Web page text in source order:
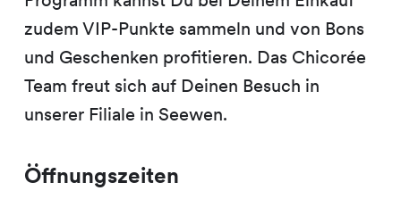
zudem VIP-Punkte sammeln und von Bons
und Geschenken profitieren. Das Chicorée
Team freut sich auf Deinen Besuch in
unserer Filiale in Seewen.
Öffnungszeiten